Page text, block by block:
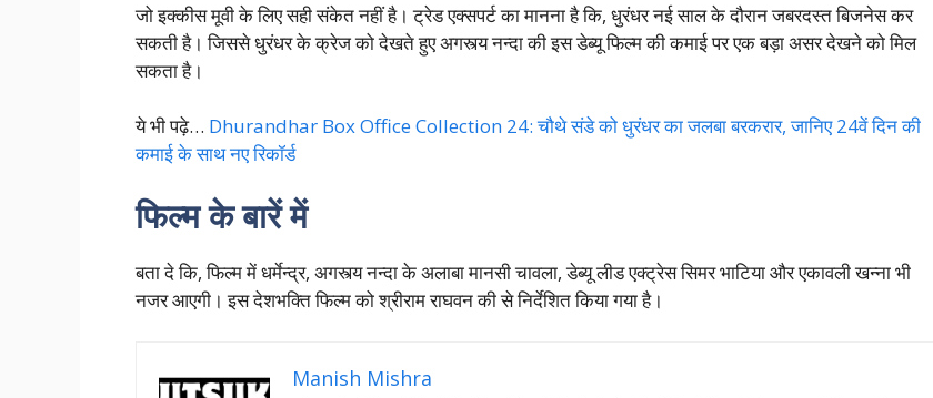
जो इक्कीस मूवी के लिए सही संकेत नहीं है। ट्रेड एक्सपर्ट का मानना है कि, धुरंधर नई साल के दौरान जबरदस्त बिजनेस कर
सकती है। जिससे धुरंधर के क्रेज को देखते हुए अगस्त्य नन्दा की इस डेब्यू फिल्म की कमाई पर एक बड़ा असर देखने को मिल
सकता है।
ये भी पढ़े… Dhurandhar Box Office Collection 24: चौथे संडे को धुरंधर का जलबा बरकरार, जानिए 24वें दिन की
कमाई के साथ नए रिकॉर्ड
फिल्म के बारें में
बता दे कि, फिल्म में धर्मेन्द्र, अगस्त्य नन्दा के अलाबा मानसी चावला, डेब्यू लीड एक्ट्रेस सिमर भाटिया और एकावली खन्ना भी
नजर आएगी। इस देशभक्ति फिल्म को श्रीराम राघवन की से निर्देशित किया गया है।
Manish Mishra